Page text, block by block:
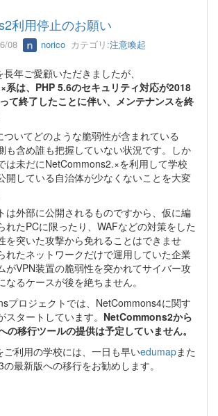
利用停止のお願い
08 norico カテゴリ:注意喚起
年ご愛顧いただきましたが、
は、PHP 5.6のセキュリティ対応が2018
て終了したことに伴い、メンテナンスを終
いてどのような脆弱性が含まれている
も含め誰も把握していない状況です。しか
は未だにNetCommons2.×を利用して学校
開している自治体が少なくないことを大変
は外部に公開されるものですから、仮に編
れたPCに限ったり、WAFなどの対策をした
を突いた攻撃から免れることはできませ
れたネットワークだけで運用していた企業
がVPN装置の脆弱性を突かれてサイバー攻
なるケースが後を絶ちません。
プロジェクトでは、NetCommons4に関す
タートしています。 NetCommons2から
移行ツールの提供は予定していません。
利用の学校には、一日も早いedumapまた
最新版への移行をお勧めします。